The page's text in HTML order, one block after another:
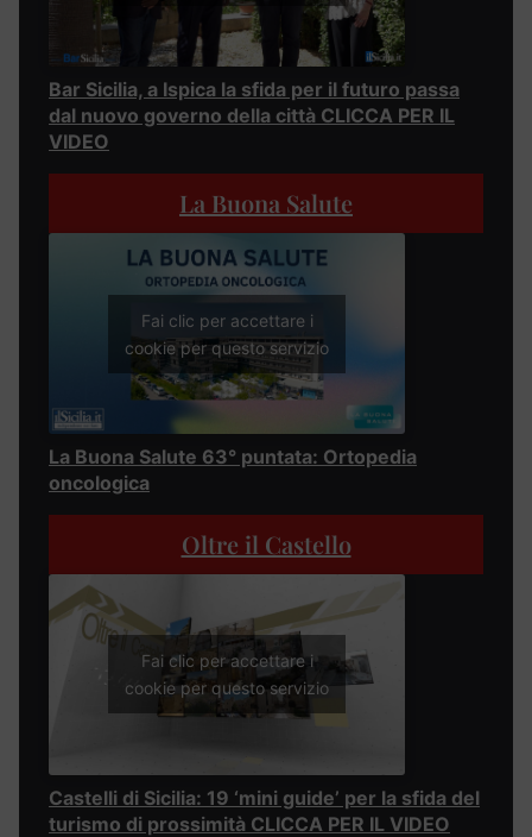
Bar Sicilia, a Ispica la sfida per il futuro passa
dal nuovo governo della città CLICCA PER IL
VIDEO
La Buona Salute
Fai clic per accettare i
cookie per questo servizio
La Buona Salute 63° puntata: Ortopedia
oncologica
Oltre il Castello
Fai clic per accettare i
cookie per questo servizio
Castelli di Sicilia: 19 ‘mini guide’ per la sfida del
turismo di prossimità CLICCA PER IL VIDEO